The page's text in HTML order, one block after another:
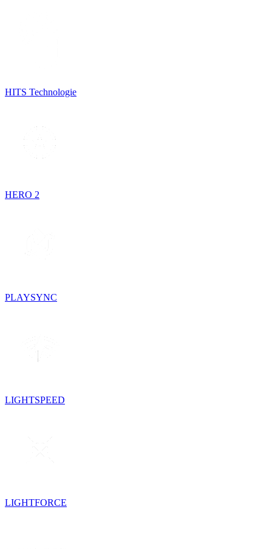
HITS Technologie
HERO 2
PLAYSYNC
LIGHTSPEED
LIGHTFORCE